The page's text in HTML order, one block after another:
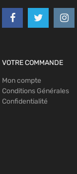
VOTRE COMMANDE
Mon compte
Conditions Générales
Confidentialité